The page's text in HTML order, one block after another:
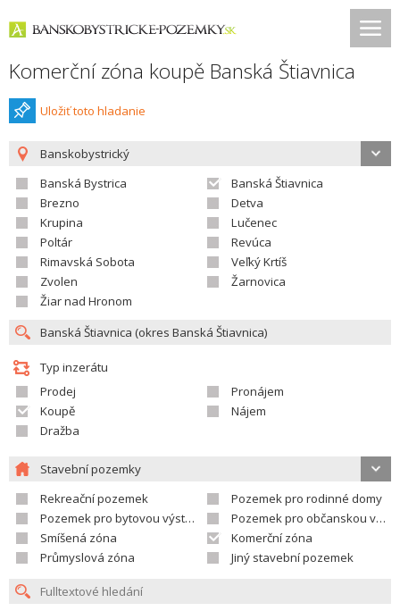
Komerční zóna koupě Banská Štiavnica
Uložiť toto hladanie
Banskobystrický
Banská Bystrica
Banská Štiavnica
Brezno
Detva
Krupina
Lučenec
Poltár
Revúca
Rimavská Sobota
Veľký Krtíš
Zvolen
Žarnovica
Žiar nad Hronom
Typ inzerátu
Prodej
Pronájem
Koupě
Nájem
Dražba
Stavební pozemky
Rekreační pozemek
Pozemek pro rodinné domy
Pozemek pro bytovou výstavbu
Pozemek pro občanskou vybavenost
Smíšená zóna
Komerční zóna
Průmyslová zóna
Jiný stavební pozemek